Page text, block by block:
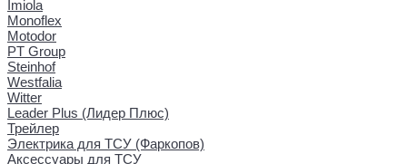
Imiola
Monoflex
Motodor
PT Group
Steinhof
Westfalia
Witter
Leader Plus (Лидер Плюс)
Трейлер
Электрика для ТСУ (Фаркопов)
Аксессуары для ТСУ